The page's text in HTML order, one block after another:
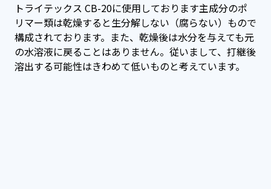
トライテックス CB-20に使用しております主成分のポ
リマー類は乾燥すると生分解しない（腐らない）もので
構成されております。また、乾燥後は水分を与えても元
の水溶液に戻ることはありません。従いまして、打継後
溶出する可能性はきわめて低いものと考えています。